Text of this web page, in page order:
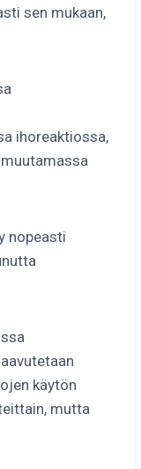
sen mukaan,
ihoreaktiossa,
nopeasti
käytön
mutta